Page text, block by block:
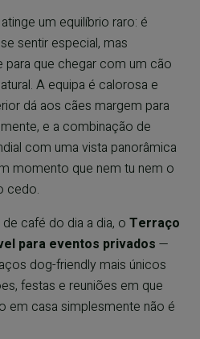
um equilíbrio raro: é
sentir especial, mas
que chegar com um cão
A equipa é calorosa e
dá aos cães margem para
e a combinação de
com uma vista panorâmica
momento que nem tu nem o
cedo.
café do dia a dia, o Terraço
para eventos privados —
dog-friendly mais únicos
festas e reuniões em que
em casa simplesmente não é